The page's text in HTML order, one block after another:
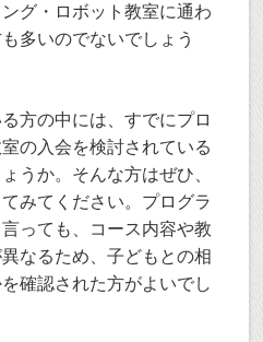
グ・ロボット教室に通わ
多いのでないでしょう
方の中には、すでにプロ
の入会を検討されている
うか。そんな方はぜひ、
みてください。プログラ
っても、コース内容や教
なるため、子どもとの相
確認された方がよいでし